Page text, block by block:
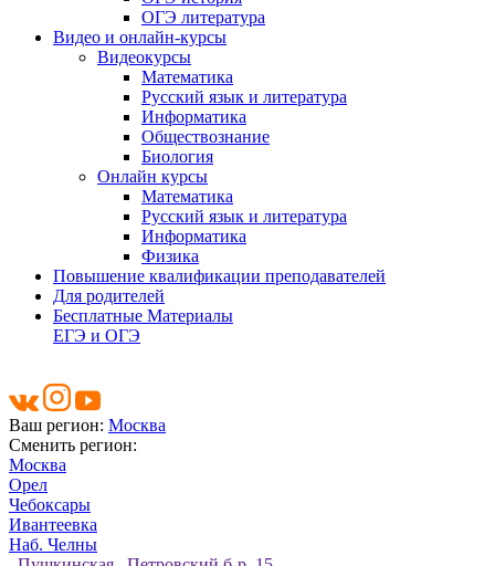
ОГЭ литература
Видео и онлайн-курсы
Видеокурсы
Математика
Русский язык и литература
Информатика
Обществознание
Биология
Онлайн курсы
Математика
Русский язык и литература
Информатика
Физика
Повышение квалификации преподавателей
Для родителей
Бесплатные Материалы
ЕГЭ и ОГЭ
Ваш регион: Москва
Сменить регион:
Москва
Орел
Чебоксары
Ивантеевка
Наб. Челны